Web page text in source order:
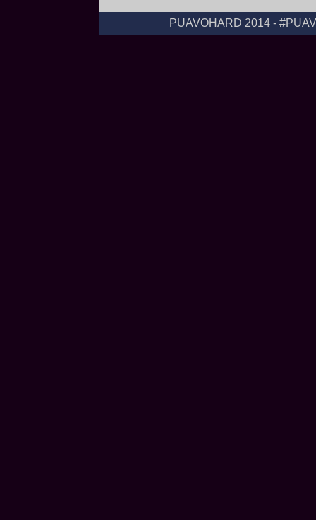
PUAVOHARD 2014 -